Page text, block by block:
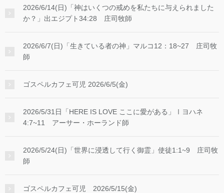
2026/6/14(日)「神はいくつの戒めを私たちに与えられました
か？」出エジプト34:28 庄司牧師
2026/6/7(日)「生きている者の神」マルコ12：18~27 庄司牧
師
ゴスペルカフェ可児 2026/6/5(金)
2026/5/31日「HERE IS LOVE ここに愛がある」Ⅰヨハネ
4:7~11 アーサー・ホーランド師
2026/5/24(日)「世界に浸透して行く御霊」使徒1:1~9 庄司牧
師
ゴスペルカフェ可児 2026/5/15(金)